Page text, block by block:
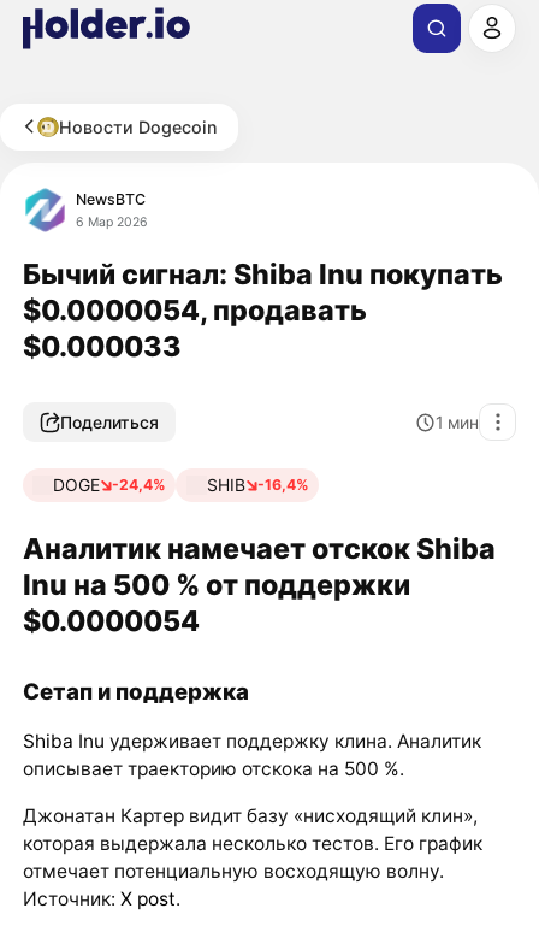
Новости Dogecoin
NewsBTC
6 Мар 2026
Бычий сигнал: Shiba Inu покупать
$0.0000054, продавать
$0.000033
Поделиться 1 мин
DOGE -24,4% SHIB -16,4%
Аналитик намечает отскок Shiba
Inu на 500 % от поддержки
$0.0000054
Сетап и поддержка
Shiba Inu удерживает поддержку клина. Аналитик
описывает траекторию отскока на 500 %.
Джонатан Картер видит базу «нисходящий клин»,
которая выдержала несколько тестов. Его график
отмечает потенциальную восходящую волну.
Источник: X post.